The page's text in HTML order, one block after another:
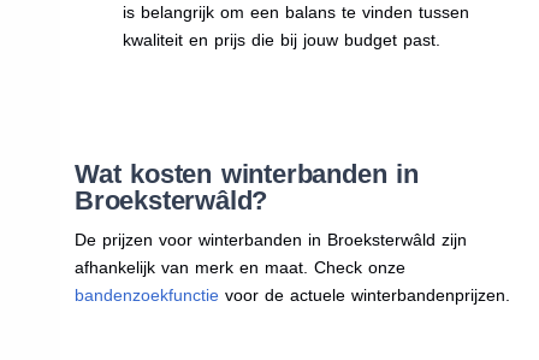
is belangrijk om een balans te vinden tussen
kwaliteit en prijs die bij jouw budget past.
Wat kosten winterbanden in
Broeksterwâld?
De prijzen voor winterbanden in Broeksterwâld zijn
afhankelijk van merk en maat. Check onze
bandenzoekfunctievoor de actuele winterbandenprijzen.